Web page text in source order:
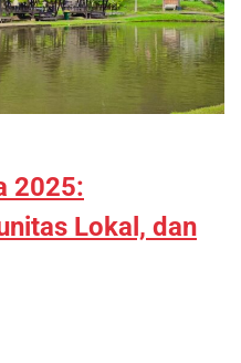
2025:
Lokal, dan